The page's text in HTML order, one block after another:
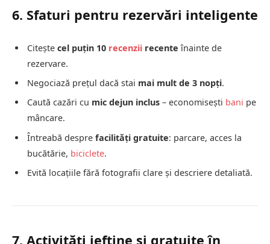
6. Sfaturi pentru rezervări inteligente
Citește cel puțin 10 recenzii recente înainte de
rezervare.
Negociază prețul dacă stai mai mult de 3 nopți.
Caută cazări cu mic dejun inclus – economisești bani pe
mâncare.
Întreabă despre facilități gratuite: parcare, acces la
bucătărie, biciclete.
Evită locațiile fără fotografii clare și descriere detaliată.
7. Activități ieftine și gratuite în